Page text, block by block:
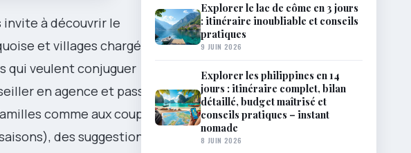
invite à découvrir le
et villages chargés
qui veulent conjuguer
en agence et passionné
comme aux couples en
des suggestions
Explorer le lac de côme en 3 jours
: itinéraire inoubliable et conseils
pratiques
9 JUIN 2026
Explorer les philippines en 14
jours : itinéraire complet, bilan
détaillé, budget maîtrisé et
conseils pratiques – instant
nomade
8 JUIN 2026